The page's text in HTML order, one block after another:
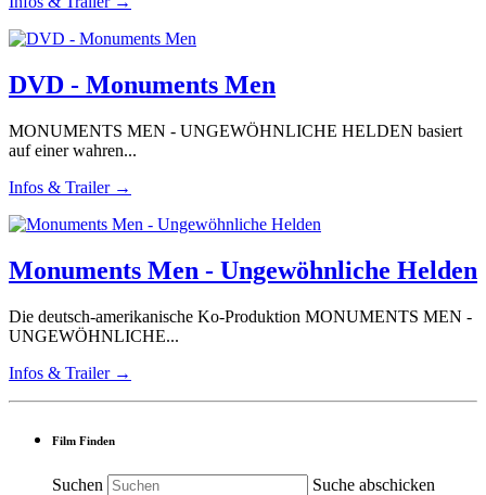
DVD - Monuments Men
MONUMENTS MEN - UNGEWÖHNLICHE HELDEN basiert
auf einer wahren...
Infos & Trailer →
Monuments Men - Ungewöhnliche Helden
Die deutsch-amerikanische Ko-Produktion MONUMENTS MEN -
UNGEWÖHNLICHE...
Infos & Trailer →
Film Finden
Suchen Suche abschicken